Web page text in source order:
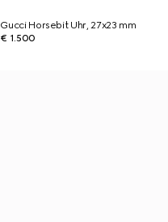
Gucci Horsebit Uhr, 27x23 mm
€ 1.500